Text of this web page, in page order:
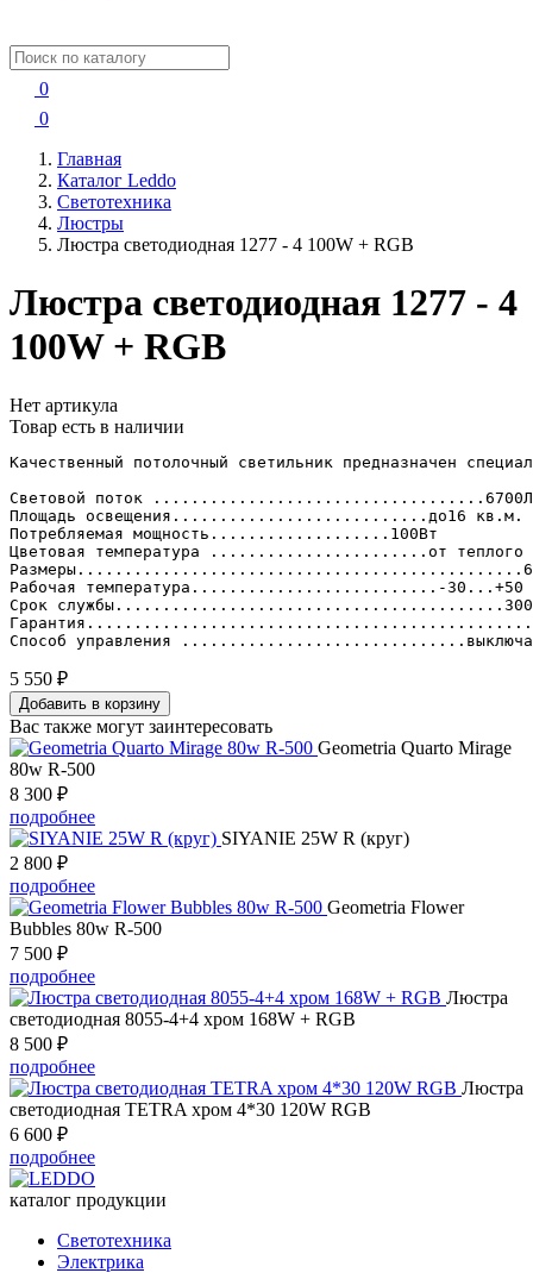
0
0
Главная
Каталог Leddo
Светотехника
Люстры
Люстра светодиодная 1277 - 4 100W + RGB
Люстра светодиодная 1277 - 4
100W + RGB
Нет артикула
Товар есть в наличии
Качественный потолочный светильник предназначен
Световой поток
Площадь освещения...........................до16 кв.м.
Потребляемая мощность...................100Вт
Цветовая температура .......................от теплого до
Рабочая температура..........................-30...+50
Срок
Способ управления
5 550 ₽
Добавить в корзину
Вас также могут заинтересовать
Geometria Quarto Mirage
80w R-500
8 300 ₽
подробнее
SIYANIE 25W R (круг)
2 800 ₽
подробнее
Geometria Flower
Bubbles 80w R-500
7 500 ₽
подробнее
Люстра
светодиодная 8055-4+4 хром 168W + RGB
8 500 ₽
подробнее
Люстра
светодиодная TETRA хром 4*30 120W RGB
6 600 ₽
подробнее
каталог продукции
Светотехника
Электрика